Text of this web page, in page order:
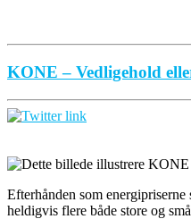
KONE – Vedligehold
Efterhånden som
heldigvis flere både store og